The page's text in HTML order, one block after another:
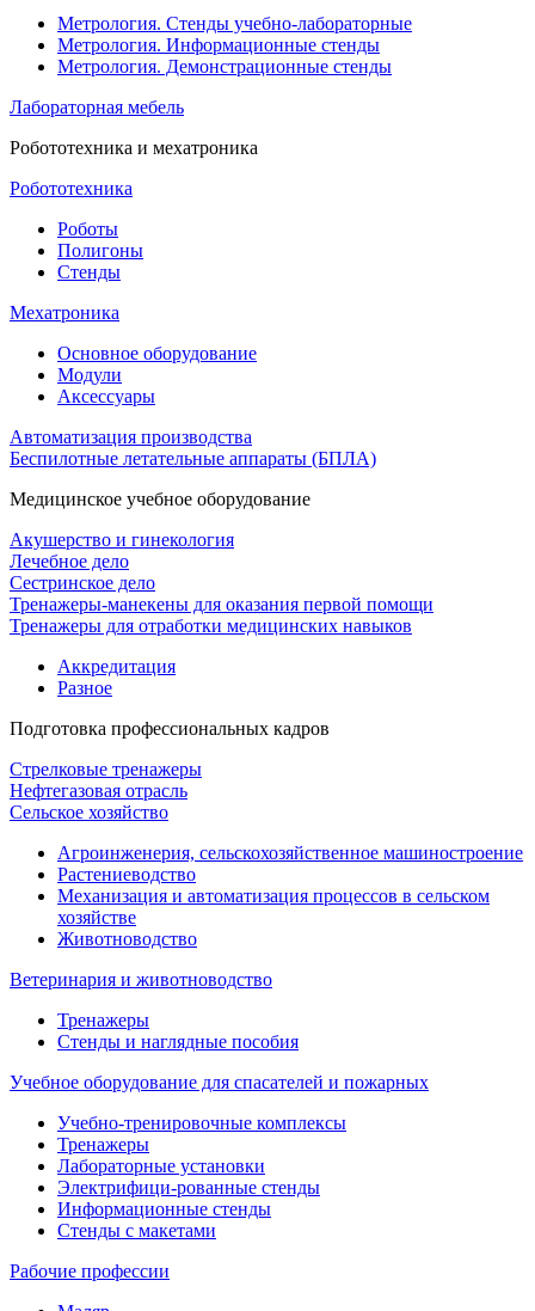
Метрология. Стенды учебно-лабораторные
Метрология. Информационные стенды
Метрология. Демонстрационные стенды
Лабораторная мебель
Робототехника и мехатроника
Робототехника
Роботы
Полигоны
Стенды
Мехатроника
Основное оборудование
Модули
Аксессуары
Автоматизация производства
Беспилотные летательные аппараты (БПЛА)
Медицинское учебное оборудование
Акушерство и гинекология
Лечебное дело
Сестринское дело
Тренажеры-манекены для оказания первой помощи
Тренажеры для отработки медицинских навыков
Аккредитация
Разное
Подготовка профессиональных кадров
Стрелковые тренажеры
Нефтегазовая отрасль
Сельское хозяйство
Агроинженерия, сельскохозяйственное машиностроение
Растениеводство
Механизация и автоматизация процессов в сельском
хозяйстве
Животноводство
Ветеринария и животноводство
Тренажеры
Стенды и наглядные пособия
Учебное оборудование для спасателей и пожарных
Учебно-тренировочные комплексы
Тренажеры
Лабораторные установки
Электрифици-рованные стенды
Информационные стенды
Стенды с макетами
Рабочие профессии